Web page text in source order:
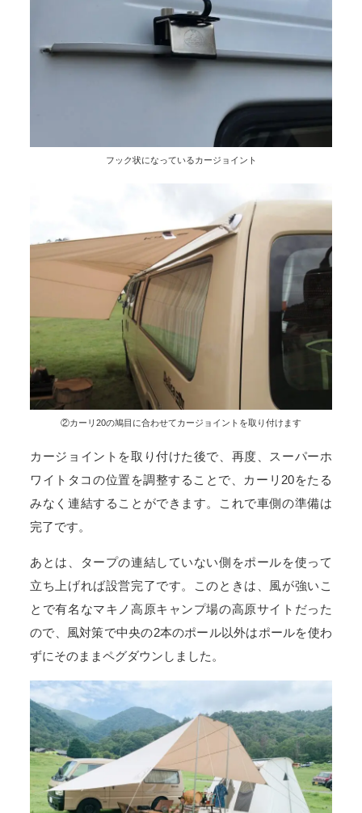
フック状になっているカージョイント
②カーリ20の鳩目に合わせてカージョイントを取り付けます
カージョイントを取り付けた後で、再度、スーパーホ
ワイトタコの位置を調整することで、カーリ20をたる
みなく連結することができます。これで車側の準備は
完了です。
あとは、タープの連結していない側をポールを使って
立ち上げれば設営完了です。このときは、風が強いこ
とで有名なマキノ高原キャンプ場の高原サイトだった
ので、風対策で中央の2本のポール以外はポールを使わ
ずにそのままペグダウンしました。